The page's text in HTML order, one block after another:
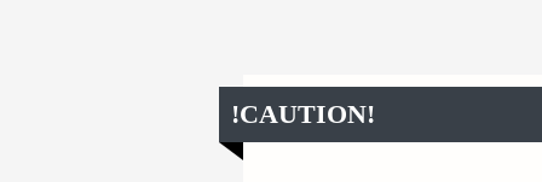
!CAUTION!